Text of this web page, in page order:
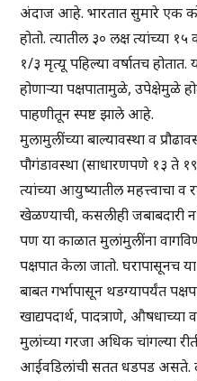
अंदाज आहे. भारतात सुमारे एक
होतो. त्यातील ३० लक्ष त्यांच्या
१/३ मृत्यू पहिल्या वर्षातच
होणाऱ्या पक्षपातामुळे, उपेक्षेमुळे
पाहणीतून स्पष्ट झाले आहे.
मुलामुलींच्या बाल्यावस्था व
पौगंडावस्था (साधारणपणे १३ ते
त्यांच्या आयुष्यातील महत्त्वाचा व
खेळण्याची, कसलीही जबाबदारी
पण या काळात मुलांमुलींना
पक्षपात केला जातो. घरापासूनच
बाबत गर्भापासून थडग्यापर्यंत
खाद्यपदार्थ, पादत्राणे, औषधाच्या
मुलांच्या गरजा अधिक चांगल्या
आईवडिलांची सतत धडपड असते.